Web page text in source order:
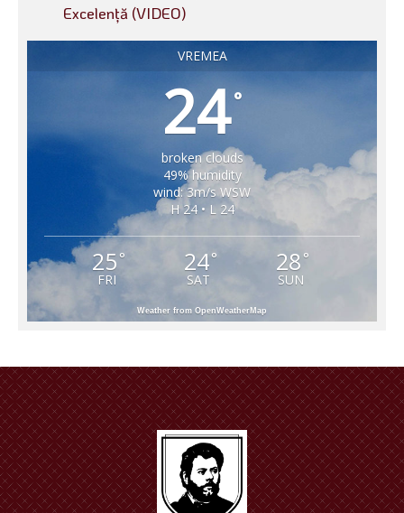
Excelență (VIDEO)
VREMEA
24°
broken clouds
49% humidity
wind: 3m/s WSW
H 24 • L 24
25 °
FRI
24°
SAT
28 °
SUN
Weather from OpenWeatherMap